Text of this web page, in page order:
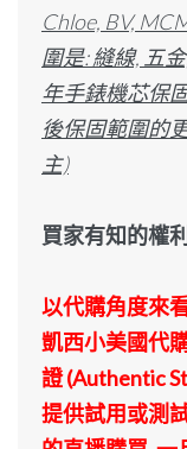
Chloe, BV,
圍是: 縫線, 五
年手錶機芯保
後保固範圍的
主)
買家有知的權
以代購角度來
凱西小美國代
證 (Authentic
提供試用或測